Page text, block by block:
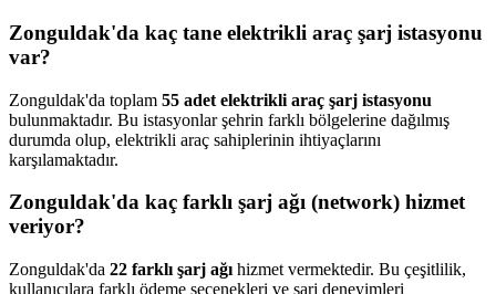
Zonguldak'da kaç tane elektrikli araç şarj istasyonu
var?
Zonguldak'da toplam 55 adet elektrikli araç şarj istasyonu
bulunmaktadır. Bu istasyonlar şehrin farklı bölgelerine dağılmış
durumda olup, elektrikli araç sahiplerinin ihtiyaçlarını
karşılamaktadır.
Zonguldak'da kaç farklı şarj ağı (network) hizmet
veriyor?
Zonguldak'da 22 farklı şarj ağı hizmet vermektedir. Bu çeşitlilik,
kullanıcılara farklı ödeme seçenekleri ve şarj deneyimleri